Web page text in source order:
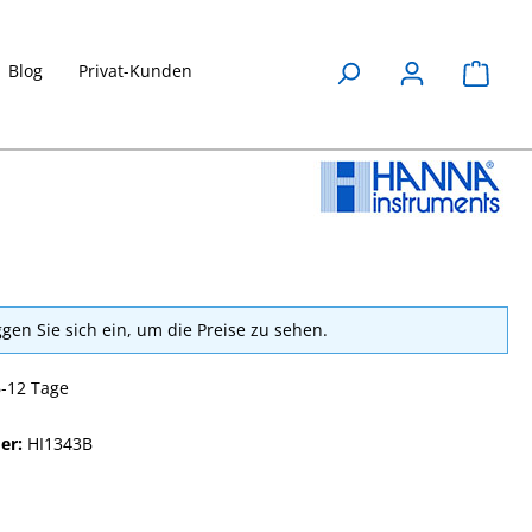
Blog Privat-Kunden
Sie sich ein, um die Preise zu sehen.
Tage
HI1343B